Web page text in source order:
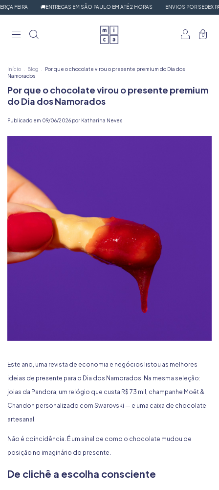
FEIRA 🚚ENTREGAS EM SÃO PAULO EM ATÉ 2 HORAS ENVIOS POR SEDEX
0
Início Blog
Por que o chocolate virou o presente premium do Dia dos
Namorados
Por que o chocolate virou o presente premium
do Dia dos Namorados
Publicado em 09/06/2026 por Katharina Neves
Este ano, uma revista de economia e negócios listou as melhores
ideias de presente para o Dia dos Namorados. Na mesma seleção:
joias da Pandora, um relógio que custa R$ 73 mil, champanhe Moët &
Chandon personalizado com Swarovski — e uma caixa de chocolate
artesanal.
Não é coincidência. É um sinal de como o chocolate mudou de
posição no imaginário do presente.
De clichê a escolha consciente